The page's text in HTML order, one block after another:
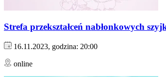
Strefa przekształceń nabłonkowych
16.11.2023, godzina: 20:00
online